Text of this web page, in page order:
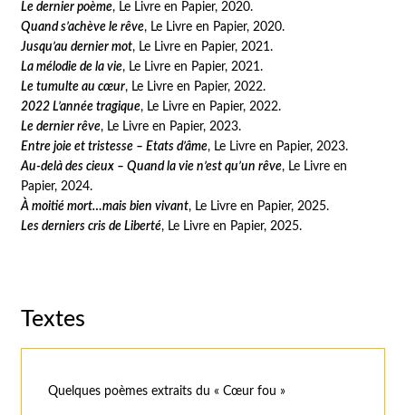
Le dernier poème, Le Livre en Papier, 2020.
Quand s’achève le rêve, Le Livre en Papier, 2020.
Jusqu’au dernier mot, Le Livre en Papier, 2021.
La mélodie de la vie, Le Livre en Papier, 2021.
Le tumulte au cœur, Le Livre en Papier, 2022.
2022 L’année tragique, Le Livre en Papier, 2022.
Le dernier rêve, Le Livre en Papier, 2023.
Entre joie et tristesse – Etats d’âme, Le Livre en Papier, 2023.
Au-delà des cieux – Quand la vie n’est qu’un rêve, Le Livre en
Papier, 2024.
À moitié mort…mais bien vivant, Le Livre en Papier, 2025.
Les derniers cris de Liberté, Le Livre en Papier, 2025.
Textes
Quelques poèmes extraits du « Cœur fou »